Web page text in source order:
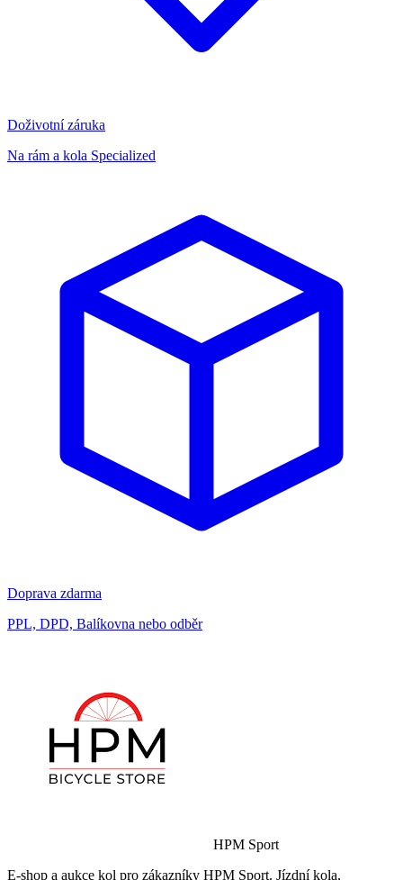
Doživotní záruka
Na rám a kola Specialized
Doprava zdarma
PPL, DPD, Balíkovna nebo odběr
HPM Sport
E-shop a aukce kol pro zákazníky HPM Sport. Jízdní kola,